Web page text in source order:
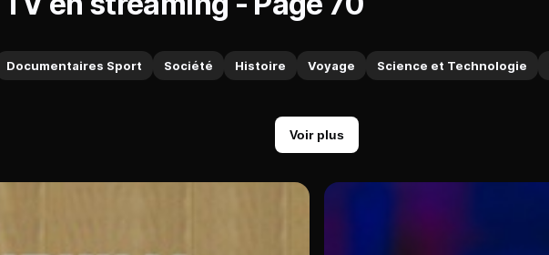
Documentaires Sport Société Histoire Voyage Science et Technologie
Voir plus